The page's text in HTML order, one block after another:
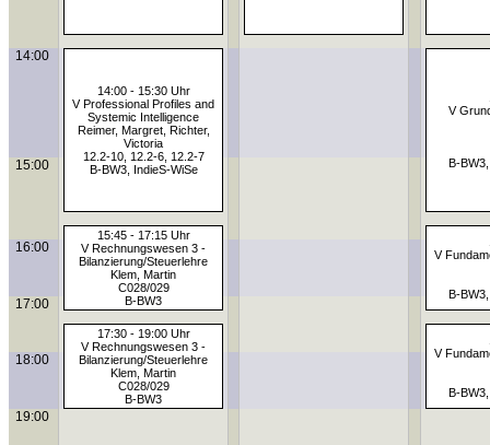
14:00
14:00 - 15:30 Uhr
V Professional Profiles and
Systemic Intelligence
Reimer, Margret, Richter,
Victoria
12.2-10, 12.2-6, 12.2-7
B-BW3, IndieS-WiSe
V
B-
15:00
15:45 - 17:15 Uhr
V Rechnungswesen 3 -
Bilanzierung/Steuerlehre
Klem, Martin
C028/029
B-BW3
V
B-
16:00
17:00
17:30 - 19:00 Uhr
V Rechnungswesen 3 -
Bilanzierung/Steuerlehre
Klem, Martin
C028/029
B-BW3
V
B-
18:00
19:00